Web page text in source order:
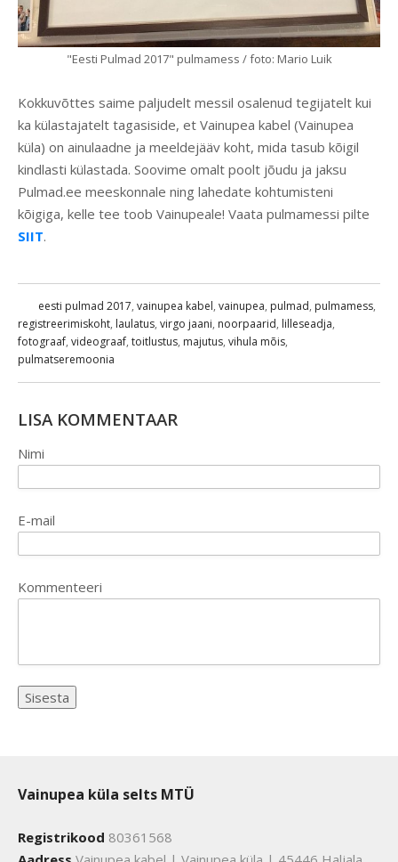
"Eesti Pulmad 2017" pulmamess / foto: Mario Luik
Kokkuvõttes saime paljudelt messil osalenud tegijatelt kui
ka külastajatelt tagasiside, et Vainupea kabel (Vainupea
küla) on ainulaadne ja meeldejääv koht, mida tasub kõigil
kindlasti külastada. Soovime omalt poolt jõudu ja jaksu
Pulmad.ee meeskonnale ning lahedate kohtumisteni
kõigiga, kelle tee toob Vainupeale! Vaata pulmamessi pilte
SIIT.
eesti pulmad 2017, vainupea kabel, vainupea, pulmad, pulmamess,
registreerimiskoht, laulatus, virgo jaani, noorpaarid, lilleseadja,
fotograaf, videograaf, toitlustus, majutus, vihula mõis,
pulmatseremoonia
LISA KOMMENTAAR
Nimi
E-mail
Kommenteeri
Vainupea küla selts MTÜ
Registrikood 80361568